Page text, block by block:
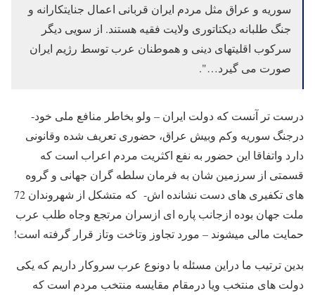
سوریه و عراق مثل مردم ایران قربانی اعمال جنایتکارانه و
جنگ طلبانه دیکتاتوری ولایت فقیه هستند. از سویی دیگر
سرکوب اقلیتهای دینی و هموطنان عرب توسط رژیم ایران
صورت می گیرد…".
درست تر آنست که دولت ایران – ولو بخاطر منافع ملی خود-
درجنگ سوریه وکم وبیش عراق، حضوری تعریف شده وقانونی
دارد واتفاقا این حضور به نفع اکثریت مردم اعراب است که
قسمتی از سرزمین شان به فرمان سلطه گران جهانی و گروه
های تکفیری های دست نشانده اش- که متشکل از شهروندان 72
ملت جهان بوده ازجانب پاره ای ازسران مرتجع وجاه طلب عرب
حمایت مالی میشوند – مورد تجاوز وتاخت وتاز قرار گرفته است!
بدین ترتیب ما دراین مسئله با دونوع عرب سروکار داریم که یکی
دولت های منتخب ویا درمقام مقایسه منتخب مردم است که